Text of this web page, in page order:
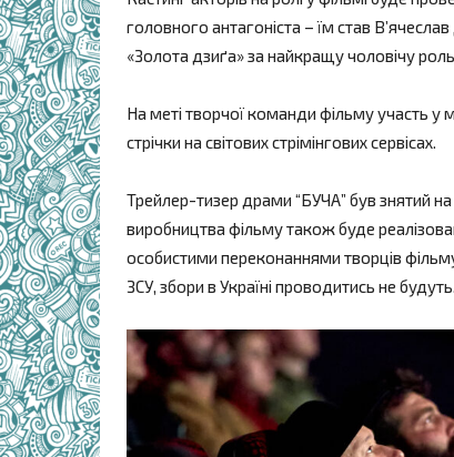
головного антагоніста – їм став
«Золота дзиґа» за найкращу чоловічу роль.
На меті творчої команди фільму участь у
стрічки на світових стрімінгових сервісах.
Трейлер-тизер драми “БУЧА” був знятий
виробництва фільму також буде
особистими переконаннями творців
ЗСУ, збори в Україні проводитись не будуть.